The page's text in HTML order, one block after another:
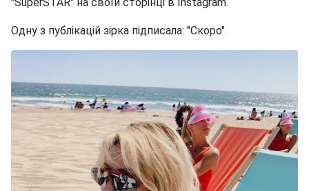
"SuperSTAR" на своїй сторінці в Instagram.
Одну з публікацій зірка підписала: "Скоро".